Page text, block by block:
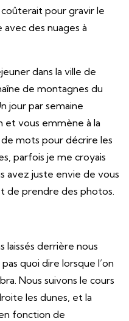
coûterait pour gravir le
des nuages ​​à
dans la ville de
de montagnes du
jour par semaine
et vous emmène à la
de mots pour décrire les
parfois je me croyais
avez juste envie de vous
de prendre des photos.
laissés derrière nous
quoi dire lorsque l’on
Nous suivons le cours
les dunes, et la
fonction de